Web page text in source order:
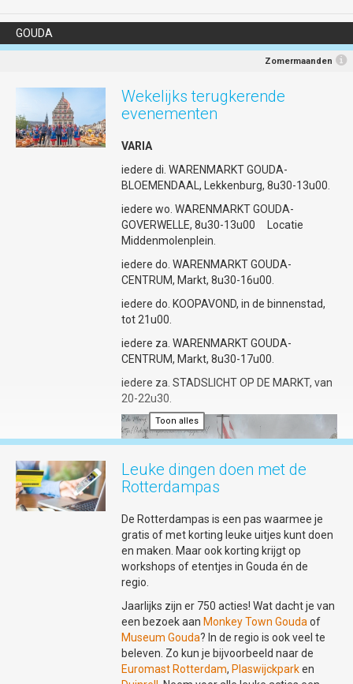
GOUDA
Zomermaanden
Wekelijks terugkerende
evenementen
VARIA
iedere di. WARENMARKT GOUDA-
BLOEMENDAAL, Lekkenburg, 8u30-13u00.
iedere wo. WARENMARKT GOUDA-
GOVERWELLE, 8u30-13u00 Locatie
Middenmolenplein.
iedere do. WARENMARKT GOUDA-
CENTRUM, Markt, 8u30-16u00.
iedere do. KOOPAVOND, in de binnenstad,
tot 21u00.
iedere za. WARENMARKT GOUDA-
CENTRUM, Markt, 8u30-17u00.
iedere za. STADSLICHT OP DE MARKT, van
20-22u30.
iedere wo. GOUDS MONTMARTRE (wo.
4 juni t/m wo. 27 augustus)
Toon alles
Leuke dingen doen met de
Rotterdampas
De Rotterdampas is een pas waarmee je
gratis of met korting leuke uitjes kunt doen
en maken. Maar ook korting krijgt op
workshops of etentjes in Gouda én de
regio.
Jaarlijks zijn er 750 acties! Wat dacht je van
een bezoek aan Monkey Town Gouda of
Museum Gouda? In de regio is ook veel te
beleven. Zo kun je bijvoorbeeld naar de
Euromast Rotterdam, Plaswijckparken